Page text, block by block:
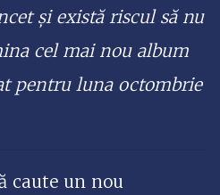
și există riscul să nu
cel mai nou album
pentru luna octombrie
caute un nou